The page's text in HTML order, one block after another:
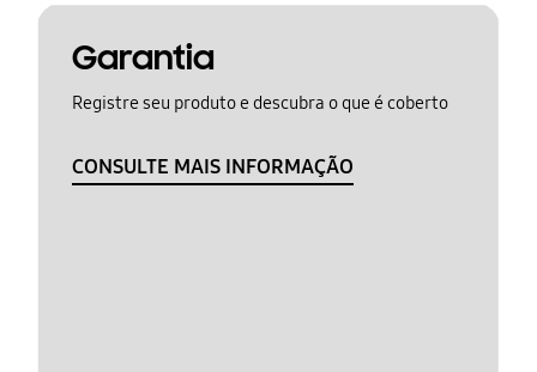
Garantia
Registre seu produto e descubra o que é coberto
CONSULTE MAIS INFORMAÇÃO